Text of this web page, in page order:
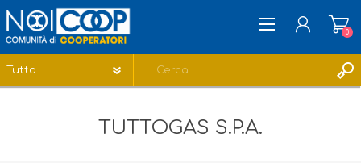
0
TUTTOGAS S.P.A.